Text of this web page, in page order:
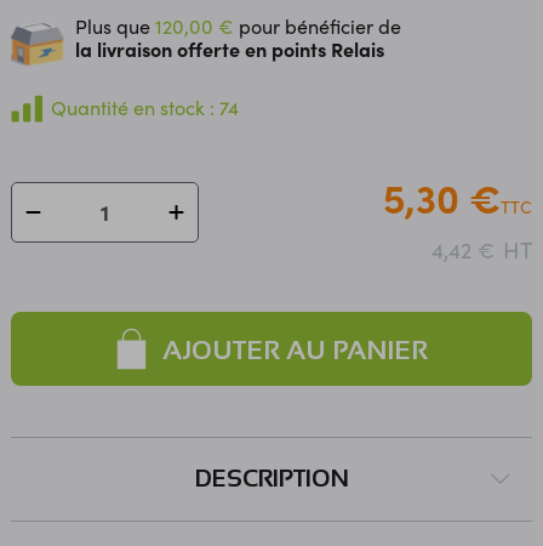
Plus que120,00 € pour bénéficier de
la livraison offerte en points Relais
Quantité en stock : 74
5,30 €TTC
4,42 € HT
AJOUTER AU PANIER
DESCRIPTION